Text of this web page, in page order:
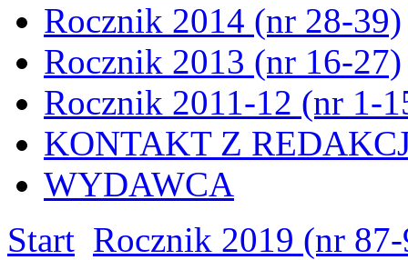
Rocznik 2014 (nr 28-39)
Rocznik 2013 (nr 16-27)
Rocznik 2011-12 (nr 1-
KONTAKT Z
WYDAWCA
Start Rocznik 2019 (nr